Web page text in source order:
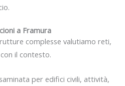
a Framura
complesse valutiamo reti,
il contesto.
per edifici civili, attività,